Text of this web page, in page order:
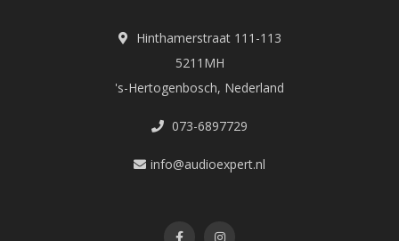
Hinthamerstraat 111-113
5211MH
's-Hertogenbosch, Nederland
073-6897729
info@audioexpert.nl